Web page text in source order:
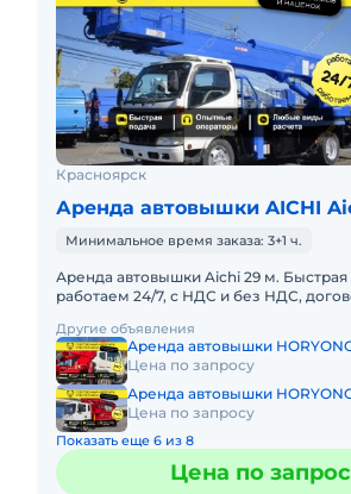
Красноярск
Аренда автовышки AICHI
Минимальное время заказа: 3+1 ч.
Аренда автовышки Aichi 29 м. Быстрая
работаем 24/7, с НДС и без НДС,
AICHI 29 МЕТРОВПредоставляем в ар
Другие объявления
Аренда автовышки
Цена по запросу
Аренда автовышки
Цена по запросу
Показать еще 6 из 8
Цена по